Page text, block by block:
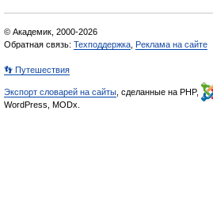
© Академик, 2000-2026
Обратная связь: Техподдержка Реклама на сайте
👣 Путешествия
Экспорт словарей на сайты , сделанные на PHP,
WordPress, MODx.